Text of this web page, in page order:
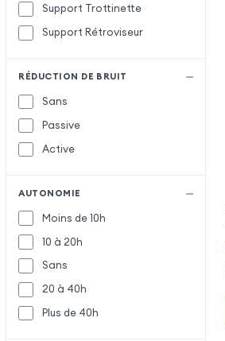
Support Trottinette
Support Rétroviseur
RÉDUCTION DE BRUIT
Sans
Passive
Active
AUTONOMIE
Moins de 10h
10 à 20h
Sans
20 à 40h
Plus de 40h